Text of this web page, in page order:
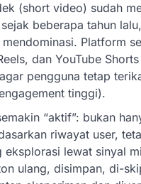
(short video) sudah
beberapa tahun
Platform
dan YouTube
pengguna tetap
tinggi).
“aktif”: bukan
riwayat user,
eksplorasi lewat sinyal
ulang, disimpan, di-